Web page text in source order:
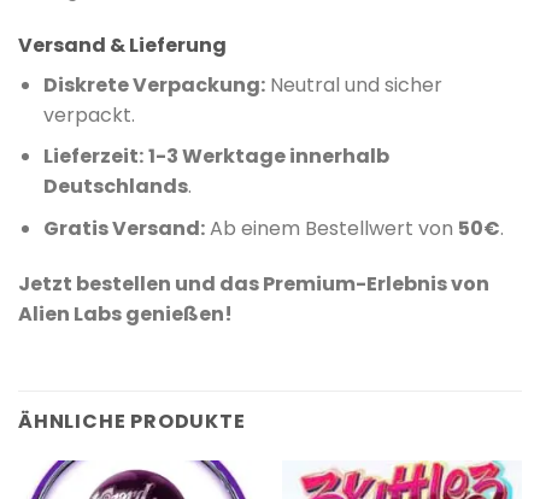
Versand & Lieferung
Diskrete Verpackung:Neutral und sicher
verpackt.
Lieferzeit:1-3 Werktage innerhalb
Deutschlands.
Gratis Versand:Ab einem Bestellwert von 50€.
Jetzt bestellen und das Premium-Erlebnis von
Alien Labs genießen!
ÄHNLICHE PRODUKTE